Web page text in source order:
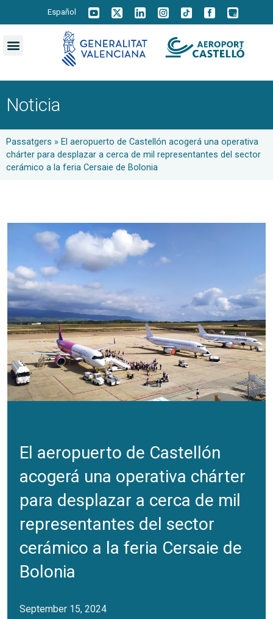
Español
Noticia
Passatgers » El aeropuerto de Castellón acogerá una operativa
chárter para desplazar a cerca de mil representantes del sector
cerámico a la feria Cersaie de Bolonia
El aeropuerto de Castellón
acogerá una operativa chárter
para desplazar a cerca de mil
representantes del sector
cerámico a la feria Cersaie de
Bolonia
September 15, 2024